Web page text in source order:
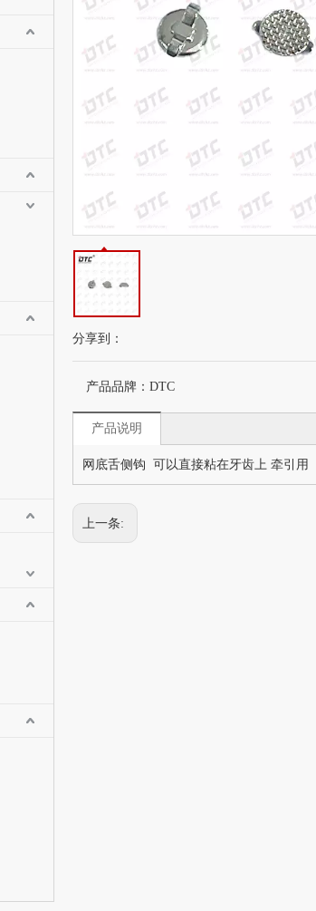
分享到：
产品品牌： DTC
产品说明
网底舌侧钩 可以直接粘在牙齿上 牵引用
上一条: